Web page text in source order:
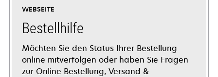
WEBSEITE
Bestellhilfe
Möchten Sie den Status Ihrer Bestellung
online mitverfolgen oder haben Sie Fragen
zur Online Bestellung, Versand &